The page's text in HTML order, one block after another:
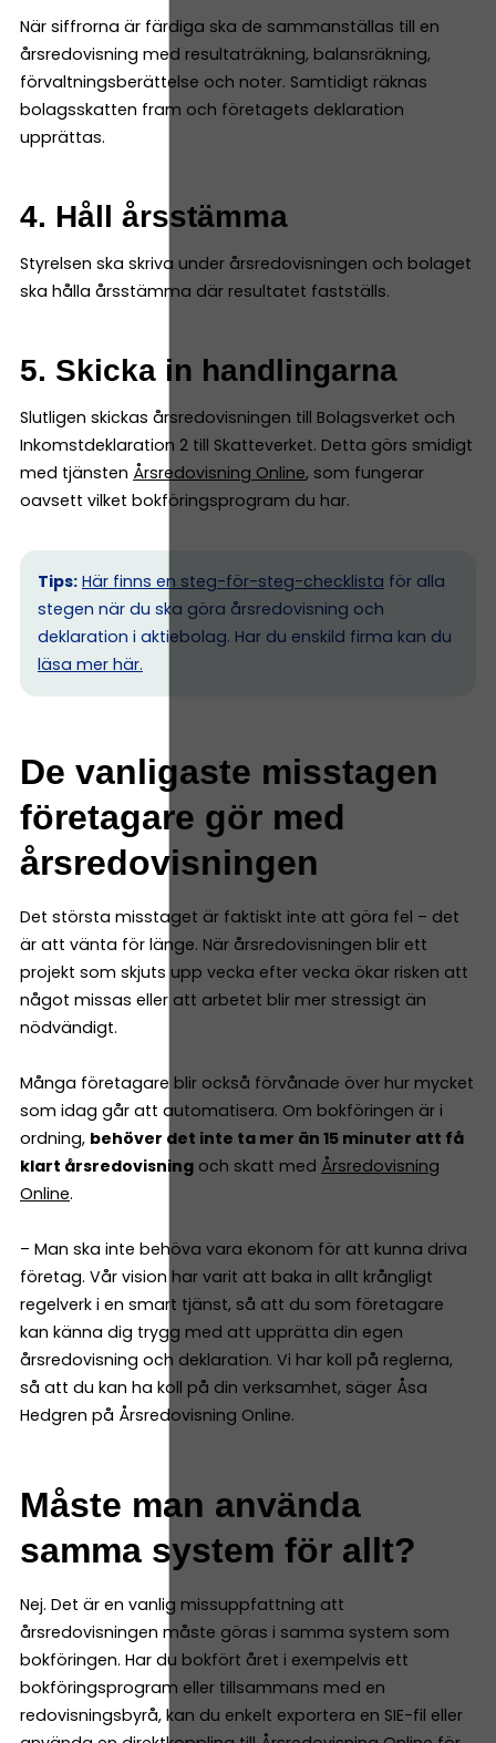
När siffrorna är färdiga ska de sammanställas till en
årsredovisning med resultaträkning, balansräkning,
förvaltningsberättelse och noter. Samtidigt räknas
bolagsskatten fram och företagets deklaration
upprättas.
4. Håll årsstämma
Styrelsen ska skriva under årsredovisningen och bolaget
ska hålla årsstämma där resultatet fastställs.
5. Skicka in handlingarna
Slutligen skickas årsredovisningen till Bolagsverket och
Inkomstdeklaration 2 till Skatteverket. Detta görs smidigt
med tjänsten Årsredovisning Online, som fungerar
oavsett vilket bokföringsprogram du har.
Tips: Här finns en steg-för-steg-checklista för alla
stegen när du ska göra årsredovisning och
deklaration i aktiebolag. Har du enskild firma kan du
läsa mer här.
De vanligaste misstagen
företagare gör med
årsredovisningen
Det största misstaget är faktiskt inte att göra fel – det
är att vänta för länge. När årsredovisningen blir ett
projekt som skjuts upp vecka efter vecka ökar risken att
något missas eller att arbetet blir mer stressigt än
nödvändigt.
Många företagare blir också förvånade över hur mycket
som idag går att automatisera. Om bokföringen är i
ordning, behöver det inte ta mer än 15 minuter att få
klart årsredovisning och skatt med Årsredovisning
Online.
– Man ska inte behöva vara ekonom för att kunna driva
företag. Vår vision har varit att baka in allt krångligt
regelverk i en smart tjänst, så att du som företagare
kan känna dig trygg med att upprätta din egen
årsredovisning och deklaration. Vi har koll på reglerna,
så att du kan ha koll på din verksamhet, säger Åsa
Hedgren på Årsredovisning Online.
Måste man använda
samma system för allt?
Nej. Det är en vanlig missuppfattning att
årsredovisningen måste göras i samma system som
bokföringen. Har du bokfört året i exempelvis ett
bokföringsprogram eller tillsammans med en
redovisningsbyrå, kan du enkelt exportera en SIE-fil eller